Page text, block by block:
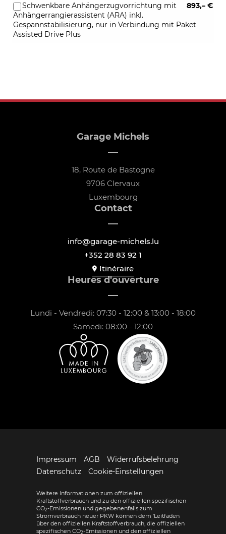
893,– €
Schwenkbare Anhängerzugvorrichtung mit
Anhängerrangierassistent (ARA) inkl.
Gespannstabilisierung, nur in Verbindung mit Paket
Assisted Drive Plus
Garage Michels
18, Route de Bastogne
9706 Clervaux
Luxembourg
Contact
info@garage-michels.lu
+352 28 83 92 1
Itinéraire
Heures d'ouverture
Lundi - Vendredi: 07:30 - 12:00 & 13:00 - 18:00
Samedi: 08:00 - 12:00
Impressum AGB
Widerrufsbelehrung
Datenschutz
Cookie-Einstellungen
Weitere Informationen zum offiziellen
Kraftstoffverbrauch und zu den offiziellen spezifischen
CO2-Emissionen und gegebenenfalls zum
Stromverbrauch neuer PKW können dem 'Leitfaden
über den offiziellen Kraftstoffverbrauch, die offiziellen
spezifischen CO2-Emissionen und den offiziellen